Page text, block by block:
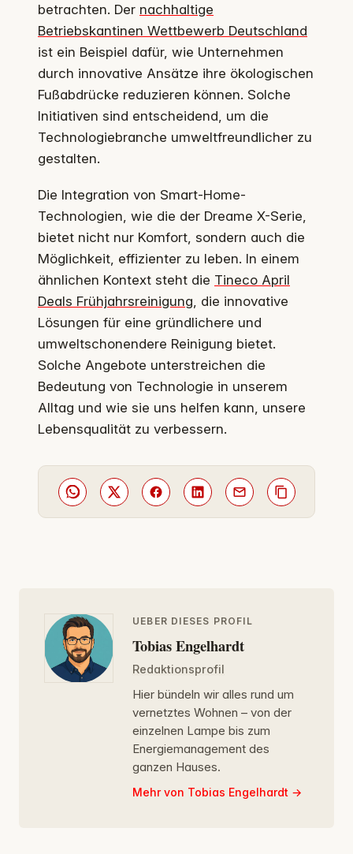
betrachten. Der nachhaltige
Betriebskantinen Wettbewerb Deutschland
ist ein Beispiel dafür, wie Unternehmen
durch innovative Ansätze ihre ökologischen
Fußabdrücke reduzieren können. Solche
Initiativen sind entscheidend, um die
Technologiebranche umweltfreundlicher zu
gestalten.
Die Integration von Smart-Home-
Technologien, wie die der Dreame X-Serie,
bietet nicht nur Komfort, sondern auch die
Möglichkeit, effizienter zu leben. In einem
ähnlichen Kontext steht die Tineco April
Deals Frühjahrsreinigung, die innovative
Lösungen für eine gründlichere und
umweltschonendere Reinigung bietet.
Solche Angebote unterstreichen die
Bedeutung von Technologie in unserem
Alltag und wie sie uns helfen kann, unsere
Lebensqualität zu verbessern.
UEBER DIESES PROFIL
Tobias Engelhardt
Redaktionsprofil
Hier bündeln wir alles rund um
vernetztes Wohnen – von der
einzelnen Lampe bis zum
Energiemanagement des
ganzen Hauses.
Mehr von Tobias Engelhardt